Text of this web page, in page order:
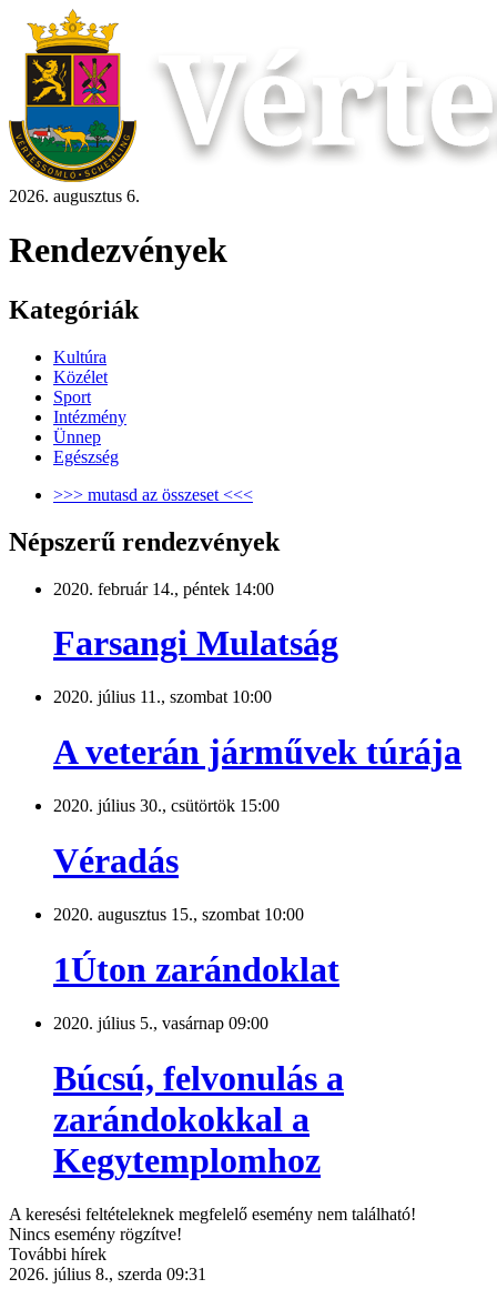
2026. augusztus 6.
Rendezvények
Kategóriák
Kultúra
Közélet
Sport
Intézmény
Ünnep
Egészség
>>> mutasd az összeset <<<
Népszerű rendezvények
2020. február 14., péntek 14:00
Farsangi Mulatság
2020. július 11., szombat 10:00
A veterán járművek túrája
2020. július 30., csütörtök 15:00
Véradás
2020. augusztus 15., szombat 10:00
1Úton zarándoklat
2020. július 5., vasárnap 09:00
Búcsú, felvonulás a
zarándokokkal a
Kegytemplomhoz
A keresési feltételeknek megfelelő esemény nem található!
Nincs esemény rögzítve!
További hírek
2026. július 8., szerda 09:31